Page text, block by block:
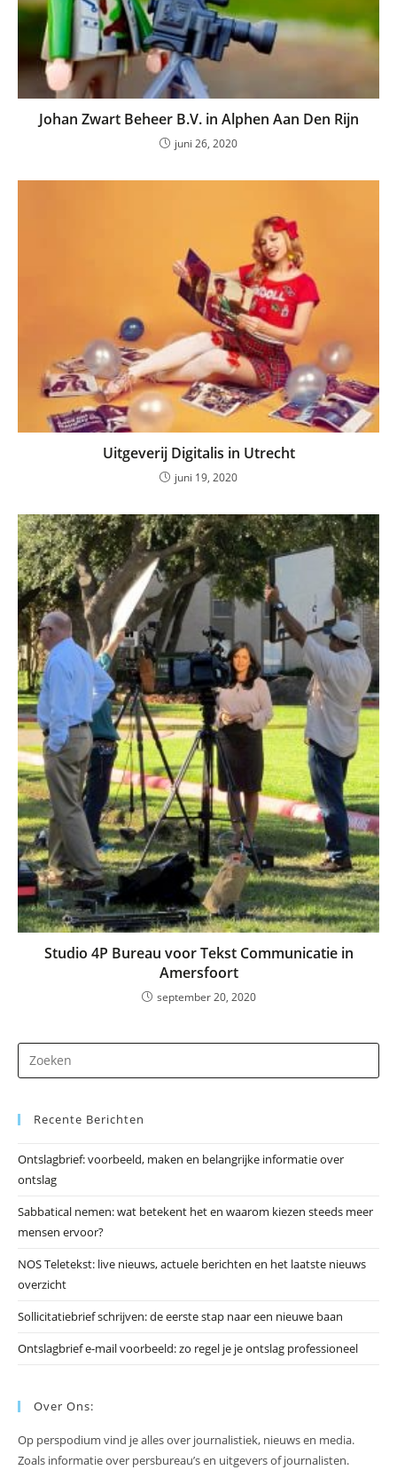
Johan Zwart Beheer B.V. in Alphen Aan Den Rijn
juni 26, 2020
Uitgeverij Digitalis in Utrecht
juni 19, 2020
Studio 4P Bureau voor Tekst Communicatie in
Amersfoort
september 20, 2020
op
Recente Berichten
Ontslagbrief: voorbeeld, maken en belangrijke informatie over
ontslag
Sabbatical nemen: wat betekent het en waarom kiezen steeds meer
mensen ervoor?
NOS Teletekst: live nieuws, actuele berichten en het laatste nieuws
overzicht
Sollicitatiebrief schrijven: de eerste stap naar een nieuwe baan
Ontslagbrief e-mail voorbeeld: zo regel je je ontslag professioneel
Over Ons:
Op perspodium vind je alles over journalistiek, nieuws en media.
Zoals informatie over persbureau’s en uitgevers of journalisten.